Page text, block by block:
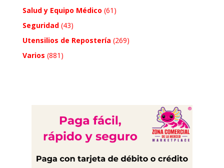
Salud y Equipo Médico (61)
Seguridad (43)
Utensilios de Repostería (269)
Varios (881)